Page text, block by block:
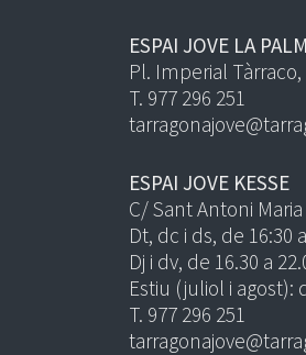
ESPAI JOVE LA
Pl. Imperial Tàrraco,
T. 977 296 251
ESPAI JOVE KESSE
C/ Sant Antoni
Dt, dc i ds, de 16:30
Dj i dv, de 16.30 a
Estiu (juliol i agost):
T. 977 296 251